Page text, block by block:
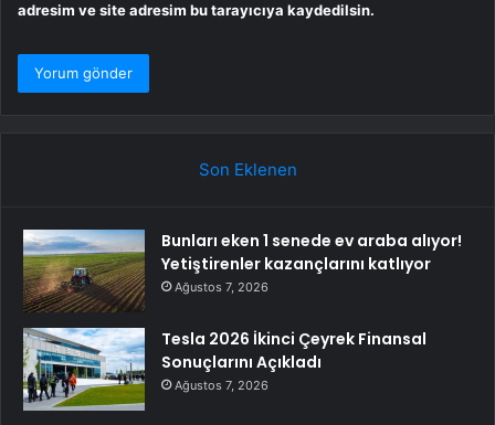
adresim ve site adresim bu tarayıcıya kaydedilsin.
Son Eklenen
Bunları eken 1 senede ev araba alıyor!
Yetiştirenler kazançlarını katlıyor
Ağustos 7, 2026
Tesla 2026 İkinci Çeyrek Finansal
Sonuçlarını Açıkladı
Ağustos 7, 2026